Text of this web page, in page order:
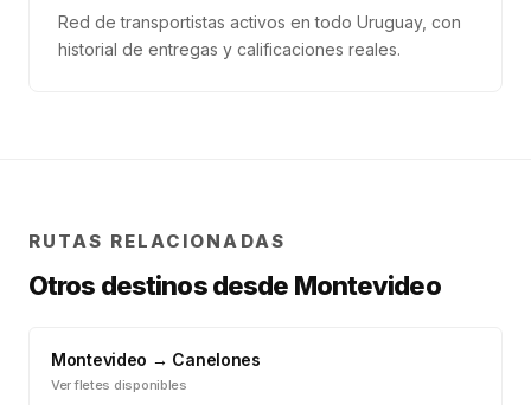
Red de transportistas activos en todo Uruguay, con
historial de entregas y calificaciones reales.
RUTAS RELACIONADAS
Otros destinos desde Montevideo
Montevideo → Canelones
Ver fletes disponibles